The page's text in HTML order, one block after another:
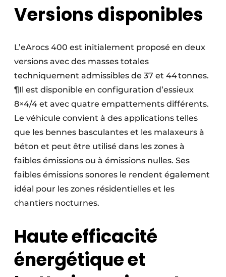
Versions disponibles
L’eArocs 400 est initialement proposé en deux
versions avec des masses totales
techniquement admissibles de 37 et 44 tonnes.
¶Il est disponible en configuration d’essieux
8×4/4 et avec quatre empattements différents.
Le véhicule convient à des applications telles
que les bennes basculantes et les malaxeurs à
béton et peut être utilisé dans les zones à
faibles émissions ou à émissions nulles. Ses
faibles émissions sonores le rendent également
idéal pour les zones résidentielles et les
chantiers nocturnes.
Haute efficacité
énergétique et